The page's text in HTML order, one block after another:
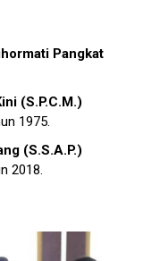
Pangkat
(S.P.C.M.)
1975.
(S.S.A.P.)
2018.